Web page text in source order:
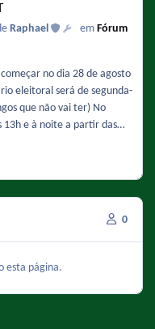
Raphael em Fórum
no dia 28 de agosto
eleitoral será de segunda-
que não vai ter) No
e à noite a partir das
período. Que isso não
2 episódios) Entre 14:05 a
16:45 Novela
SBT Cidades 19:45
Faixa de programas (A
0
esta página.